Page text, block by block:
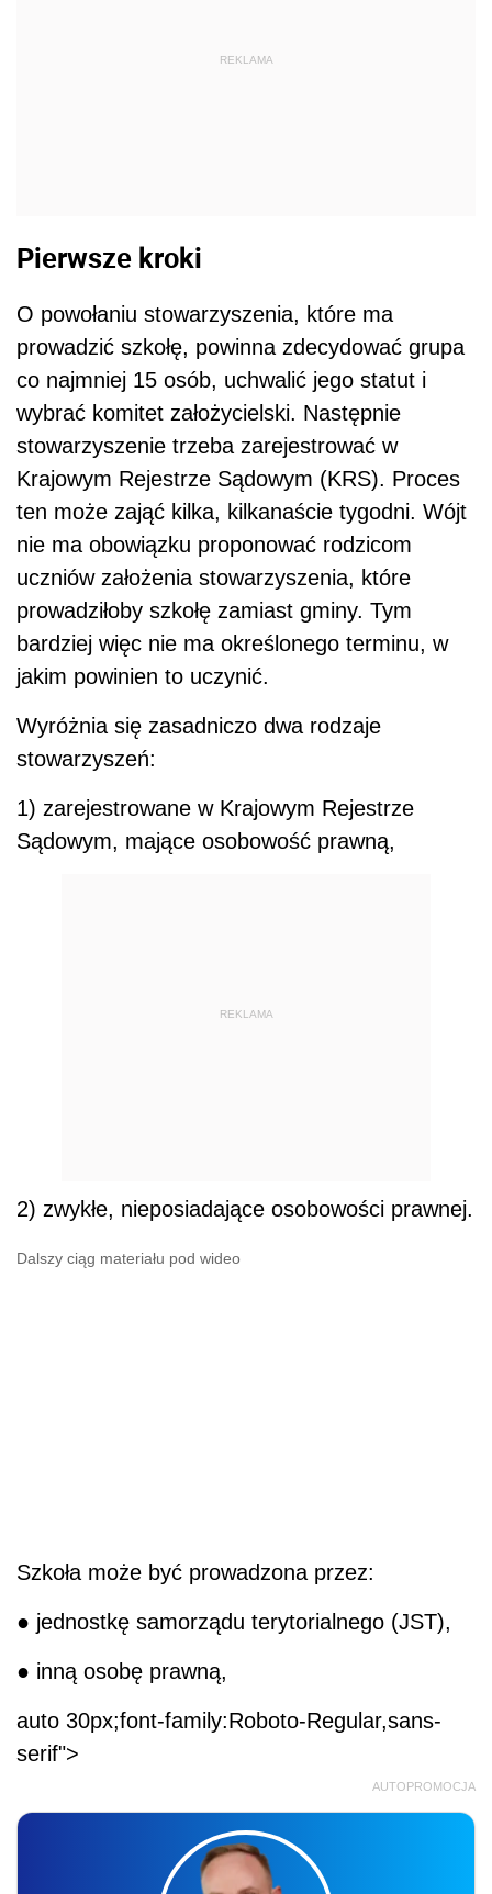
REKLAMA
Pierwsze kroki
O powołaniu stowarzyszenia, które ma
prowadzić szkołę, powinna zdecydować grupa
co najmniej 15 osób, uchwalić jego statut i
wybrać komitet założycielski. Następnie
stowarzyszenie trzeba zarejestrować w
Krajowym Rejestrze Sądowym (KRS). Proces
ten może zająć kilka, kilkanaście tygodni. Wójt
nie ma obowiązku proponować rodzicom
uczniów założenia stowarzyszenia, które
prowadziłoby szkołę zamiast gminy. Tym
bardziej więc nie ma określonego terminu, w
jakim powinien to uczynić.
Wyróżnia się zasadniczo dwa rodzaje
stowarzyszeń:
1) zarejestrowane w Krajowym Rejestrze
Sądowym, mające osobowość prawną,
REKLAMA
2) zwykłe, nieposiadające osobowości prawnej.
Dalszy ciąg materiału pod wideo
Szkoła może być prowadzona przez:
● jednostkę samorządu terytorialnego (JST),
● inną osobę prawną,
auto 30px;font-family:Roboto-Regular,sans-
serif">
AUTOPROMOCJA